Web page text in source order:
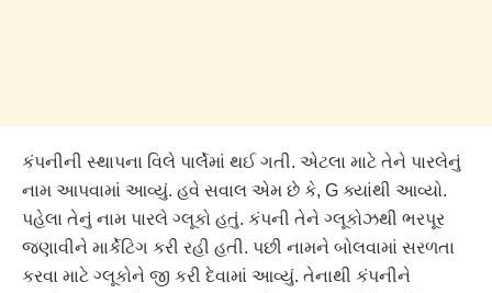
કંપનીની સ્થાપના વિલે પાર્લેમાં થઈ ગતી. એટલા માટે તેને પારલેનું
નામ આપવામાં આવ્યું. હવે સવાલ એમ છે કે, G ક્યાંથી આવ્યો.
પહેલા તેનું નામ પારલે ગ્લૂકો હતું. કંપની તેને ગ્લૂકોઝથી ભરપૂર
જણાવીને માર્કેટિગ કરી રહી હતી. પછી નામને બોલવામાં સરળતા
કરવા માટે ગ્લૂકોને જી કરી દેવામાં આવ્યું. તેનાથી કંપનીને